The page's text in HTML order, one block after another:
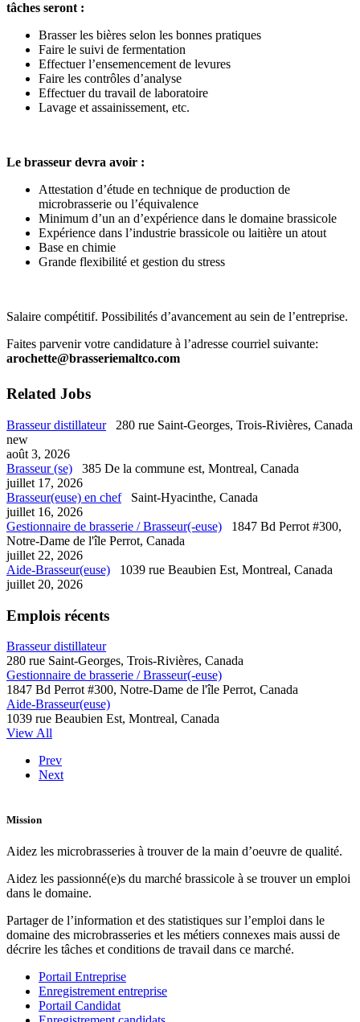
tâches seront :
Brasser les bières selon les bonnes pratiques
Faire le suivi de fermentation
Effectuer l’ensemencement de levures
Faire les contrôles d’analyse
Effectuer du travail de laboratoire
Lavage et assainissement, etc.
Le brasseur devra avoir :
Attestation d’étude en technique de production de
microbrasserie ou l’équivalence
Minimum d’un an d’expérience dans le domaine brassicole
Expérience dans l’industrie brassicole ou laitière un atout
Base en chimie
Grande flexibilité et gestion du stress
Salaire compétitif. Possibilités d’avancement au sein de l’entreprise.
Faites parvenir votre candidature à l’adresse courriel suivante:
arochette@brasseriemaltco.com
Related Jobs
Brasseur distillateur
280 rue Saint-Georges, Trois-Rivières, Canada
new
août 3, 2026
Brasseur (se)
385 De la commune est, Montreal, Canada
juillet 17, 2026
Brasseur(euse) en chef
Saint-Hyacinthe, Canada
juillet 16, 2026
Gestionnaire de brasserie / Brasseur(-euse)
1847 Bd Perrot #300,
Notre-Dame de l'île Perrot, Canada
juillet 22, 2026
Aide-Brasseur(euse)
1039 rue Beaubien Est, Montreal, Canada
juillet 20, 2026
Emplois récents
Brasseur distillateur
280 rue Saint-Georges, Trois-Rivières, Canada
Gestionnaire de brasserie / Brasseur(-euse)
1847 Bd Perrot #300, Notre-Dame de l'île Perrot, Canada
Aide-Brasseur(euse)
1039 rue Beaubien Est, Montreal, Canada
View All
Prev
Next
Mission
Aidez les microbrasseries à trouver de la main d’oeuvre de qualité.
Aidez les passionné(e)s du marché brassicole à se trouver un emploi
dans le domaine.
Partager de l’information et des statistiques sur l’emploi dans le
domaine des microbrasseries et les métiers connexes mais aussi de
décrire les tâches et conditions de travail dans ce marché.
Portail Entreprise
Enregistrement entreprise
Portail Candidat